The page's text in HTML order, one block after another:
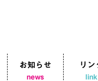
お知らせ
news
リン
link